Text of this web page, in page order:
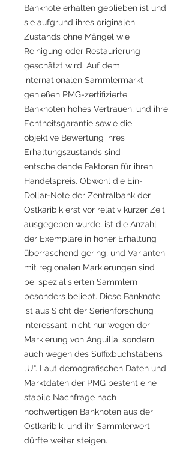
Banknote erhalten geblieben ist und
sie aufgrund ihres originalen
Zustands ohne Mängel wie
Reinigung oder Restaurierung
geschätzt wird. Auf dem
internationalen Sammlermarkt
genießen PMG-zertifizierte
Banknoten hohes Vertrauen, und ihre
Echtheitsgarantie sowie die
objektive Bewertung ihres
Erhaltungszustands sind
entscheidende Faktoren für ihren
Handelspreis. Obwohl die Ein-
Dollar-Note der Zentralbank der
Ostkaribik erst vor relativ kurzer Zeit
ausgegeben wurde, ist die Anzahl
der Exemplare in hoher Erhaltung
überraschend gering, und Varianten
mit regionalen Markierungen sind
bei spezialisierten Sammlern
besonders beliebt. Diese Banknote
ist aus Sicht der Serienforschung
interessant, nicht nur wegen der
Markierung von Anguilla, sondern
auch wegen des Suffixbuchstabens
„U“. Laut demografischen Daten und
Marktdaten der PMG besteht eine
stabile Nachfrage nach
hochwertigen Banknoten aus der
Ostkaribik, und ihr Sammlerwert
dürfte weiter steigen.